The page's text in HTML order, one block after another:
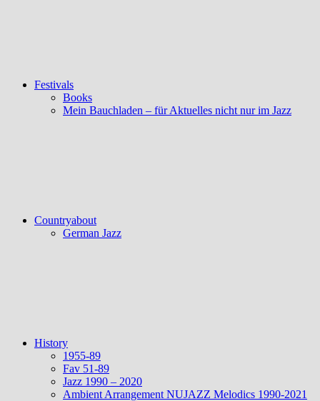
Festivals
Books
Mein Bauchladen – für Aktuelles nicht nur im Jazz
Countryabout
German Jazz
History
1955-89
Fav 51-89
Jazz 1990 – 2020
Ambient Arrangement NUJAZZ Melodics 1990-2021